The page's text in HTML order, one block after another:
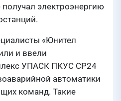
электроэнергию
«Юнител
и ввели
УПАСК ПКУС СР24
автоматики
команд. Такие